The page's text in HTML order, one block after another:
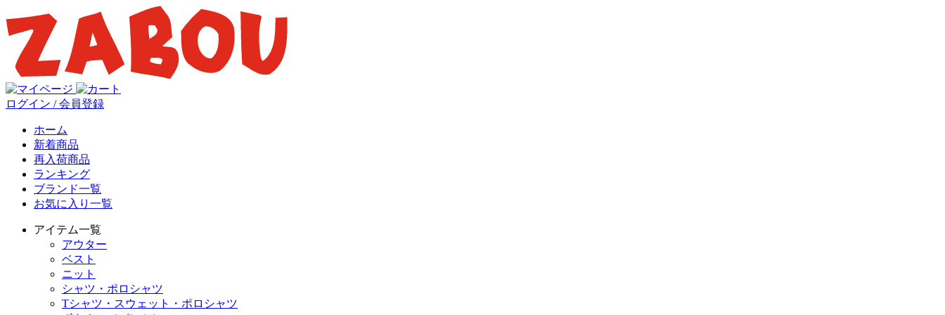
ログイン / 会員登録
ホーム
新着商品
再入荷商品
ランキング
ブランド一覧
お気に入り一覧
アイテム一覧
アウター
ベスト
ニット
シャツ・ポロシャツ
Tシャツ・スウェット・ポロシャツ